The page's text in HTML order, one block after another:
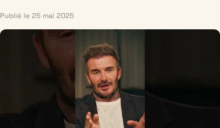
Publié le 25 mai 2025